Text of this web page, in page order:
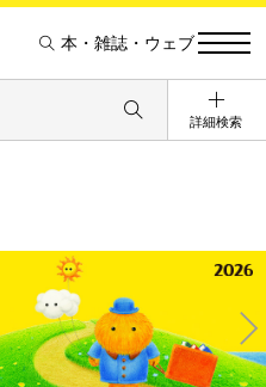
本・雑誌・ウェブ
詳細検索
Ne